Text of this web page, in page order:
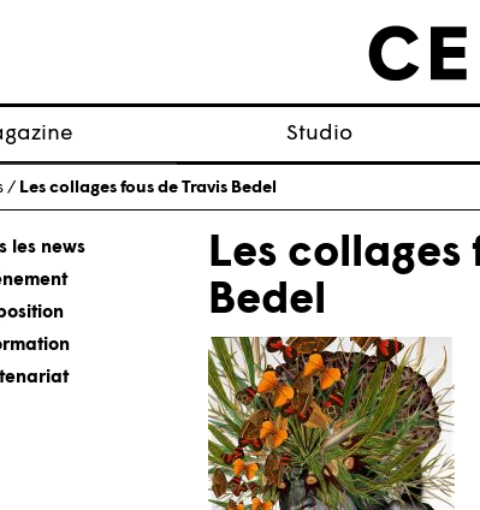
propos
Studio
/ Les collages fous de Travis Bedel
les news
Les collages
Bedel